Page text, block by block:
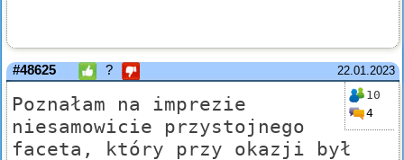
22.01.2023
#48625 ?
10
4
Poznałam na imprezie
niesamowicie przystojnego
faceta, który przy okazji był